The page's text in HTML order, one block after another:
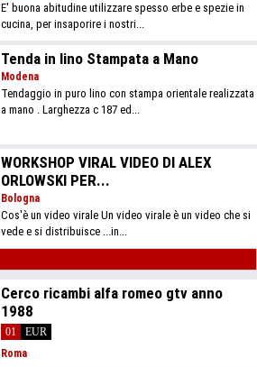
E' buona abitudine utilizzare spesso erbe e spezie in
cucina, per insaporire i nostri...
Tenda in lino Stampata a Mano
Modena
Tendaggio in puro lino con stampa orientale realizzata
a mano . Larghezza c 187 ed...
WORKSHOP VIRAL VIDEO DI ALEX
ORLOWSKI PER...
Bologna
Cos'è un video virale Un video virale è un video che si
vede e si distribuisce ...in...
Cerco ricambi alfa romeo gtv anno
1988
01
EUR
Roma